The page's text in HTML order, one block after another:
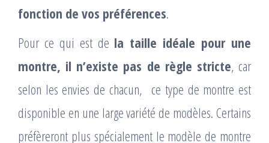
fonction de vos préférences.
Pour ce qui est de la taille idéale pour une
montre, il n’existe pas de règle stricte, car
selon les envies de chacun, ce type de montre est
disponible en une large variété de modèles. Certains
préfèreront plus spécialement le modèle de montre